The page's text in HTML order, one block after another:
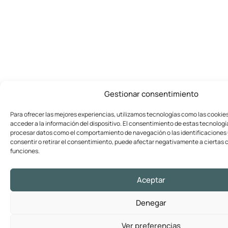
Gestionar consentimiento
Para ofrecer las mejores experiencias, utilizamos tecnologías como las
acceder a la información del dispositivo. El consentimiento de estas
procesar datos como el comportamiento de navegación o las identificaciones
consentir o retirar el consentimiento, puede afectar negativamente a ciertas
funciones.
Aceptar
Denegar
Ver preferencias